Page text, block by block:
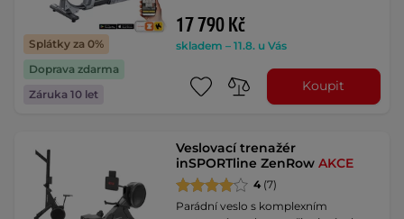
Splátky za 0%
Doprava zdarma
Záruka 10 let
17 790 Kč
skladem – 11.8. u Vás
Koupit
Veslovací trenažér
inSPORTline ZenRowAKCE
4 (7)
Parádní veslo s komplexním